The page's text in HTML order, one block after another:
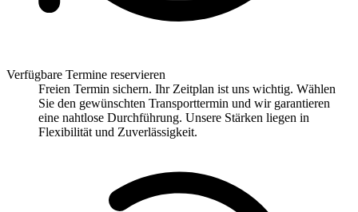
Verfügbare Termine reservieren
Freien Termin sichern. Ihr Zeitplan ist uns wichtig. Wählen
Sie den gewünschten Transporttermin und wir garantieren
eine nahtlose Durchführung. Unsere Stärken liegen in
Flexibilität und Zuverlässigkeit.